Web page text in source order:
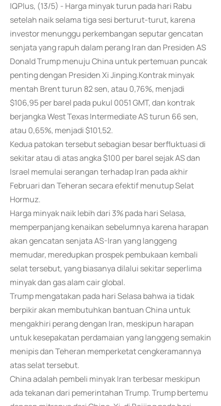
IQPlus, (13/5) - Harga minyak turun pada hari Rabu
setelah naik selama tiga sesi berturut-turut, karena
investor menunggu perkembangan seputar gencatan
senjata yang rapuh dalam perang Iran dan Presiden AS
Donald Trump menuju China untuk pertemuan puncak
penting dengan Presiden Xi Jinping.Kontrak minyak
mentah Brent turun 82 sen, atau 0,76%, menjadi
$106,95 per barel pada pukul 0051 GMT, dan kontrak
berjangka West Texas Intermediate AS turun 66 sen,
atau 0,65%, menjadi $101,52.
Kedua patokan tersebut sebagian besar berfluktuasi di
sekitar atau di atas angka $100 per barel sejak AS dan
Israel memulai serangan terhadap Iran pada akhir
Februari dan Teheran secara efektif menutup Selat
Hormuz.
Harga minyak naik lebih dari 3% pada hari Selasa,
memperpanjang kenaikan sebelumnya karena harapan
akan gencatan senjata AS-Iran yang langgeng
memudar, meredupkan prospek pembukaan kembali
selat tersebut, yang biasanya dilalui sekitar seperlima
minyak dan gas alam cair global.
Trump mengatakan pada hari Selasa bahwa ia tidak
berpikir akan membutuhkan bantuan China untuk
mengakhiri perang dengan Iran, meskipun harapan
untuk kesepakatan perdamaian yang langgeng semakin
menipis dan Teheran memperketat cengkeramannya
atas selat tersebut.
China adalah pembeli minyak Iran terbesar meskipun
ada tekanan dari pemerintahan Trump. Trump bertemu